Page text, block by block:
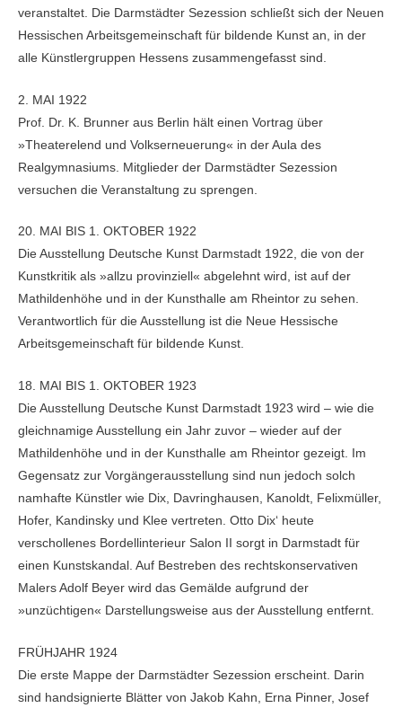
veranstaltet. Die Darmstädter Sezession schließt sich der Neuen
Hessischen Arbeitsgemeinschaft für bildende Kunst an, in der
alle Künstlergruppen Hessens zusammengefasst sind.
2. MAI 1922
Prof. Dr. K. Brunner aus Berlin hält einen Vortrag über
»Theaterelend und Volkserneuerung« in der Aula des
Realgymnasiums. Mitglieder der Darmstädter Sezession
versuchen die Veranstaltung zu sprengen.
20. MAI BIS 1. OKTOBER 1922
Die Ausstellung Deutsche Kunst Darmstadt 1922, die von der
Kunstkritik als »allzu provinziell« abgelehnt wird, ist auf der
Mathildenhöhe und in der Kunsthalle am Rheintor zu sehen.
Verantwortlich für die Ausstellung ist die Neue Hessische
Arbeitsgemeinschaft für bildende Kunst.
18. MAI BIS 1. OKTOBER 1923
Die Ausstellung Deutsche Kunst Darmstadt 1923 wird – wie die
gleichnamige Ausstellung ein Jahr zuvor – wieder auf der
Mathildenhöhe und in der Kunsthalle am Rheintor gezeigt. Im
Gegensatz zur Vorgängerausstellung sind nun jedoch solch
namhafte Künstler wie Dix, Davringhausen, Kanoldt, Felixmüller,
Hofer, Kandinsky und Klee vertreten. Otto Dix‘ heute
verschollenes Bordellinterieur Salon II sorgt in Darmstadt für
einen Kunstskandal. Auf Bestreben des rechtskonservativen
Malers Adolf Beyer wird das Gemälde aufgrund der
»unzüchtigen« Darstellungsweise aus der Ausstellung entfernt.
FRÜHJAHR 1924
Die erste Mappe der Darmstädter Sezession erscheint. Darin
sind handsignierte Blätter von Jakob Kahn, Erna Pinner, Josef